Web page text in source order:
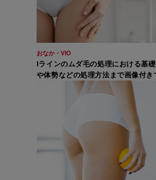
おなか・VIO
Iラインのムダ毛の処理における基
や体勢などの処理方法まで画像付き